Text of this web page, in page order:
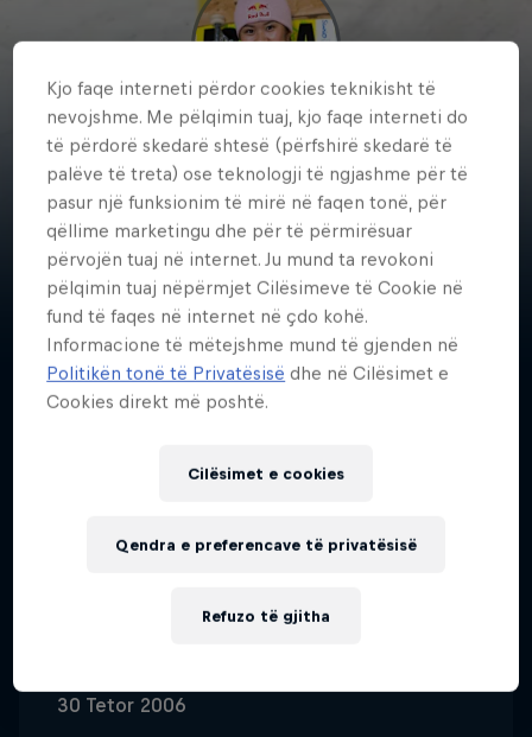
Yumeka
Oda
Japan Skateboarding
Oda is one of the leading lights of
who was already World
30 Tetor 2006
Kjo faqe interneti përdor cookies teknikisht të
nevojshme. Me pëlqimin tuaj, kjo faqe interneti do
të përdorë skedarë shtesë (përfshirë skedarë të
palëve të treta) ose teknologji të ngjashme për të
pasur një funksionim të mirë në faqen tonë, për
qëllime marketingu dhe për të përmirësuar
përvojën tuaj në internet. Ju mund ta revokoni
pëlqimin tuaj nëpërmjet Cilësimeve të Cookie në
fund të faqes në internet në çdo kohë.
Informacione të mëtejshme mund të gjenden në
Politikën tonë të Privatësisë dhe në Cilësimet e
Cookies direkt më poshtë.
Cilësimet e cookies
Refuzo të gjitha
Qendra e preferencave të privatësisë